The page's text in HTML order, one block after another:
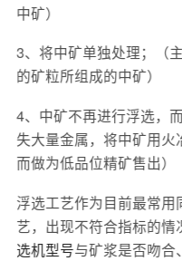
中矿）
3、将中矿单独处理；（
的矿粒所组成的中矿）
4、中矿不再进行浮选，
失大量金属，将中矿用
而做为低品位精矿售出）
浮选工艺作为目前最常
艺，出现不符合指标的
选机型号与矿浆是否吻合